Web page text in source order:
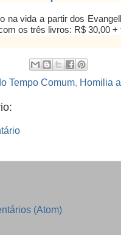
na vida a partir dos
os três livros: R$ 30,00 +
Tempo Comum Homilia
(Atom)